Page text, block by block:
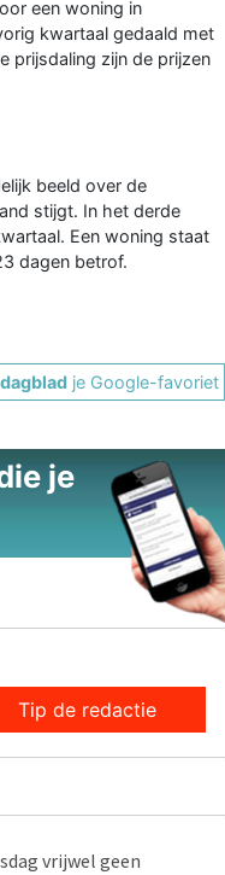
een woning in
kwartaal gedaald met
prijsdaling zijn de prijzen
beeld over de
stijgt. In het derde
Een woning staat
dagen betrof.
je Google-favoriet
je
Tip de redactie
vrijwel geen